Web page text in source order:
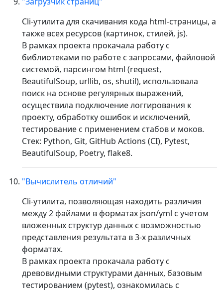
Cli-утилита для скачивания кода html-страницы, а
также всех ресурсов (картинок, стилей, js).
В рамках проекта прокачала работу с
библиотеками по работе с запросами, файловой
системой, парсингом html (request,
BeautifulSoup, urllib, os, shutil), использовала
поиск на основе регулярных выражений,
осуществила подключение логгирования к
проекту, обработку ошибок и исключений,
тестирование с применением стабов и моков.
Стек: Python, Git, GitHub Actions (CI), Pytest,
BeautifulSoup, Poetry, flake8.
"Вычислитель отличий"
Cli-утилита, позволяющая находить различия
между 2 файлами в форматах json/yml с учетом
вложенных структур данных с возможностью
представления результата в 3-х различных
форматах.
В рамках проекта прокачала работу с
древовидными структурами данных, базовым
тестированием (pytest), ознакомилась с